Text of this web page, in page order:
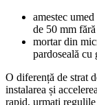
amestec
de 50 mm
mortar din
pardoseală cu
O diferență de strat
instalarea și
rapid, urmați